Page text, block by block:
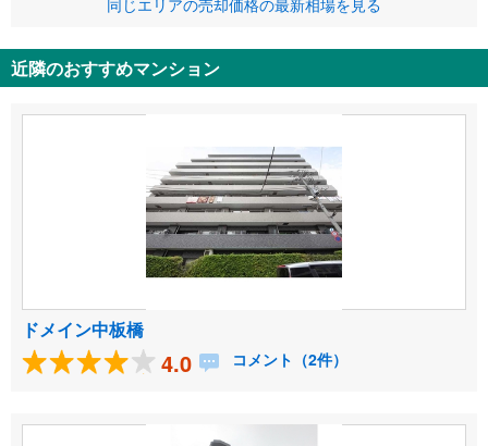
同じエリアの売却価格の最新相場を見る
近隣のおすすめマンション
ドメイン中板橋
4.0 コメント（2件）